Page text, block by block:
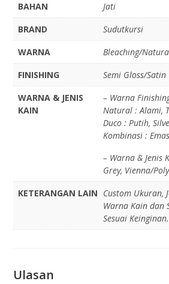
BAHAN
Jati
BRAND
Sudutkursi
WARNA
Bleaching/
FINISHING
Semi Gloss/Satin
WARNA & JENIS
KAIN
– Warna
Natural : Alami,
Duco : Putih,
Kombinasi :
– Warna & Jenis
Grey, Vienna/
KETERANGAN LAIN Custom Ukuran,
Warna Kain dan
Sesuai
Ulasan